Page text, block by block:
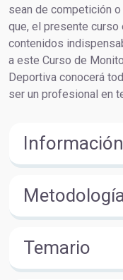
sean de competición
que, el presente curso
contenidos
a este Curso de
Deportiva conocerá
ser un profesional en
Información
Temario